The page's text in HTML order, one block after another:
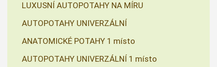
LUXUSNÍ AUTOPOTAHY NA MÍRU
AUTOPOTAHY UNIVERZÁLNÍ
ANATOMICKÉ POTAHY 1 místo
AUTOPOTAHY UNIVERZÁLNÍ 1 místo